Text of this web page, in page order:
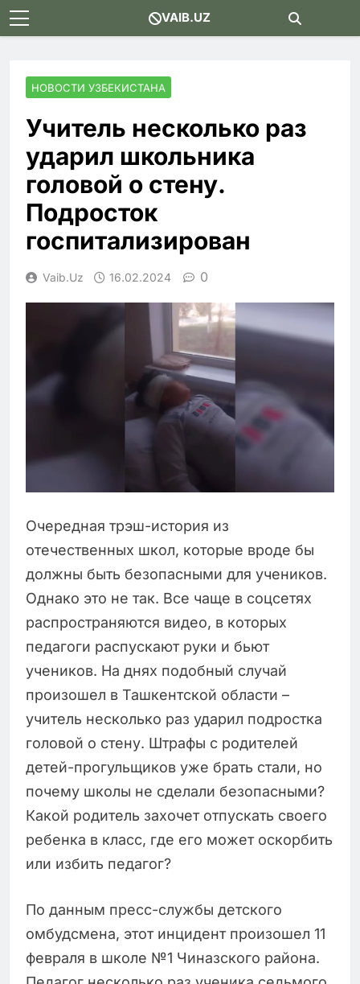
Skip
to
VAIB.UZ
НОВОСТИ УЗБЕКИСТАНА
Учитель несколько раз
ударил школьника
головой о стену.
Подросток
госпитализирован
Vaib.uz 16.02.2024 0
Очередная трэш-история из
отечественных школ, которые вроде бы
должны быть безопасными для учеников.
Однако это не так. Все чаще в соцсетях
распространяются видео, в которых
педагоги распускают руки и бьют
учеников. На днях подобный случай
произошел в Ташкентской области –
учитель несколько раз ударил подростка
головой о стену. Штрафы с родителей
детей-прогульщиков уже брать стали, но
почему школы не сделали безопасными?
Какой родитель захочет отпускать своего
ребенка в класс, где его может оскорбить
или избить педагог?
По данным пресс-службы детского
омбудсмена, этот инцидент произошел 11
февраля в школе №1 Чиназского района.